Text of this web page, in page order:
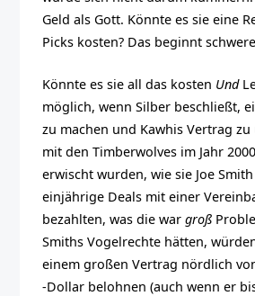
Geld als Gott. Könnte es sie eine
Picks kosten? Das beginnt
Könnte es sie all das kosten Und
möglich, wenn Silber beschließt,
zu machen und Kawhis Vertrag
mit den Timberwolves im Jahr
erwischt wurden, wie sie Joe
einjährige Deals mit einer
bezahlten, was die wargroß
Smiths Vogelrechte hätten,
einem großen Vertrag nördlich
-Dollar belohnen (auch wenn er